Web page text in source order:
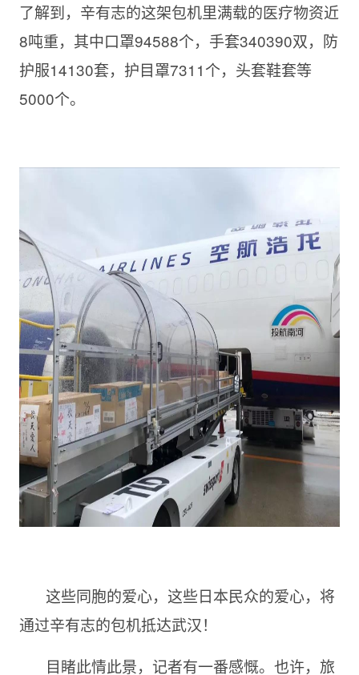
了解到，辛有志的这架包机里满载的医疗物资近
8吨重，其中口罩94588个，手套340390双，防
护服14130套，护目罩7311个，头套鞋套等
5000个。
这些同胞的爱心，这些日本民众的爱心，将
通过辛有志的包机抵达武汉！
目睹此情此景，记者有一番感慨。也许，旅